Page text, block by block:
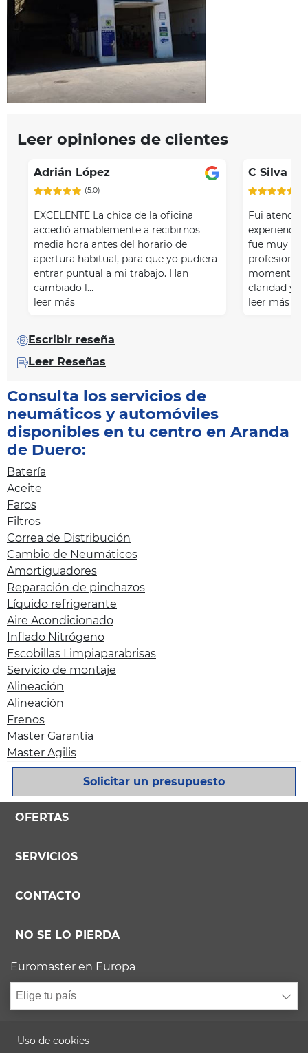
Leer opiniones de clientes
Adrián López
(5.0)
EXCELENTE La chica de la oficina
accedió amablemente a recibirnos
media hora antes del horario de
apertura habitual, para que yo pudiera
entrar puntual a mi trabajo. Han
cambiado l…
leer más
C Silva
Fui
experiencia
fue muy
profesional
momento.
claridad y
leer más
Escribir reseña
Leer Reseñas
Consulta los servicios de
neumáticos y automóviles
disponibles en tu centro en Aranda
de Duero:
Batería
Aceite
Faros
Filtros
Correa de Distribución
Cambio de Neumáticos
Amortiguadores
Reparación de pinchazos
Líquido refrigerante
Aire Acondicionado
Inflado Nitrógeno
Escobillas Limpiaparabrisas
Servicio de montaje
Alineación
Alineación
Frenos
Master Garantía
Master Agilis
Solicitar un presupuesto
OFERTAS
SERVICIOS
CONTACTO
NO SE LO PIERDA
Euromaster en Europa
Elige tu país
Uso de cookies